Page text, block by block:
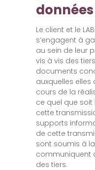
données
Le client et le
s’engagent à
au sein de leur
vis à vis des
documents
auxquelles
cours de la
ce quel que
cette
supports
de cette
sont soumis à
communiquent
des tiers.